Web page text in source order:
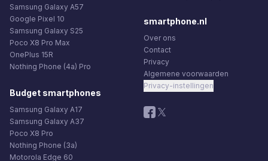
Samsung Galaxy A57
Google Pixel 10
Samsung Galaxy S25
Poco X8 Pro Max
OnePlus 15R
Nothing Phone (4a) Pro
Budget smartphones
Samsung Galaxy A17
Samsung Galaxy A37
Poco X8 Pro
Nothing Phone (3a)
Motorola Edge 60
smartphone.nl
Over ons
Contact
Privacy
Algemene voorwaarden
Privacy-instellingen